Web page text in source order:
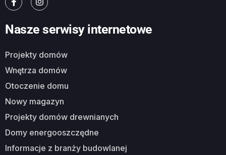
Nasze serwisy internetowe
Projekty domów
Wnętrza domów
Otoczenie domu
Nowy magazyn
Projekty domów drewnianych
Domy energooszczędne
Informacje z branży budowlanej